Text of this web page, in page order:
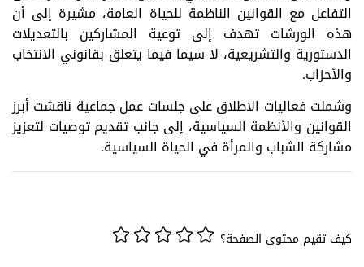
التفاعل مع القوانين الناظمة للحياة العامة، مشيرة إلى أن
هذه الورشات تهدف إلى توعية المشاركين بالتعديلات
الدستورية والتشريعية، لا سيما فيما يتعلق بقانوني الانتخاب
والأحزاب.
وشملت فعاليات الاطلاق على جلسات عمل جماعية ناقشت أبرز
القوانين والأنظمة السياسية، إلى جانب تقديم توصيات لتعزيز
مشاركة الشباب والمرأة في الحياة السياسية.
كيف تقيم محتوى الصفحة؟